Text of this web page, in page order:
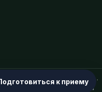
медицинскую деятельность ·
консультация специалиста
к приему